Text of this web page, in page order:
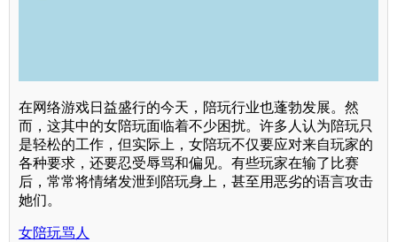
在网络游戏日益盛行的今天，陪玩行业也蓬勃发展。然
而，这其中的女陪玩面临着不少困扰。许多人认为陪玩只
是轻松的工作，但实际上，女陪玩不仅要应对来自玩家的
各种要求，还要忍受辱骂和偏见。有些玩家在输了比赛
后，常常将情绪发泄到陪玩身上，甚至用恶劣的语言攻击
她们。
女陪玩骂人